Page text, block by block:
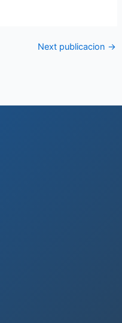
Next publicacion →